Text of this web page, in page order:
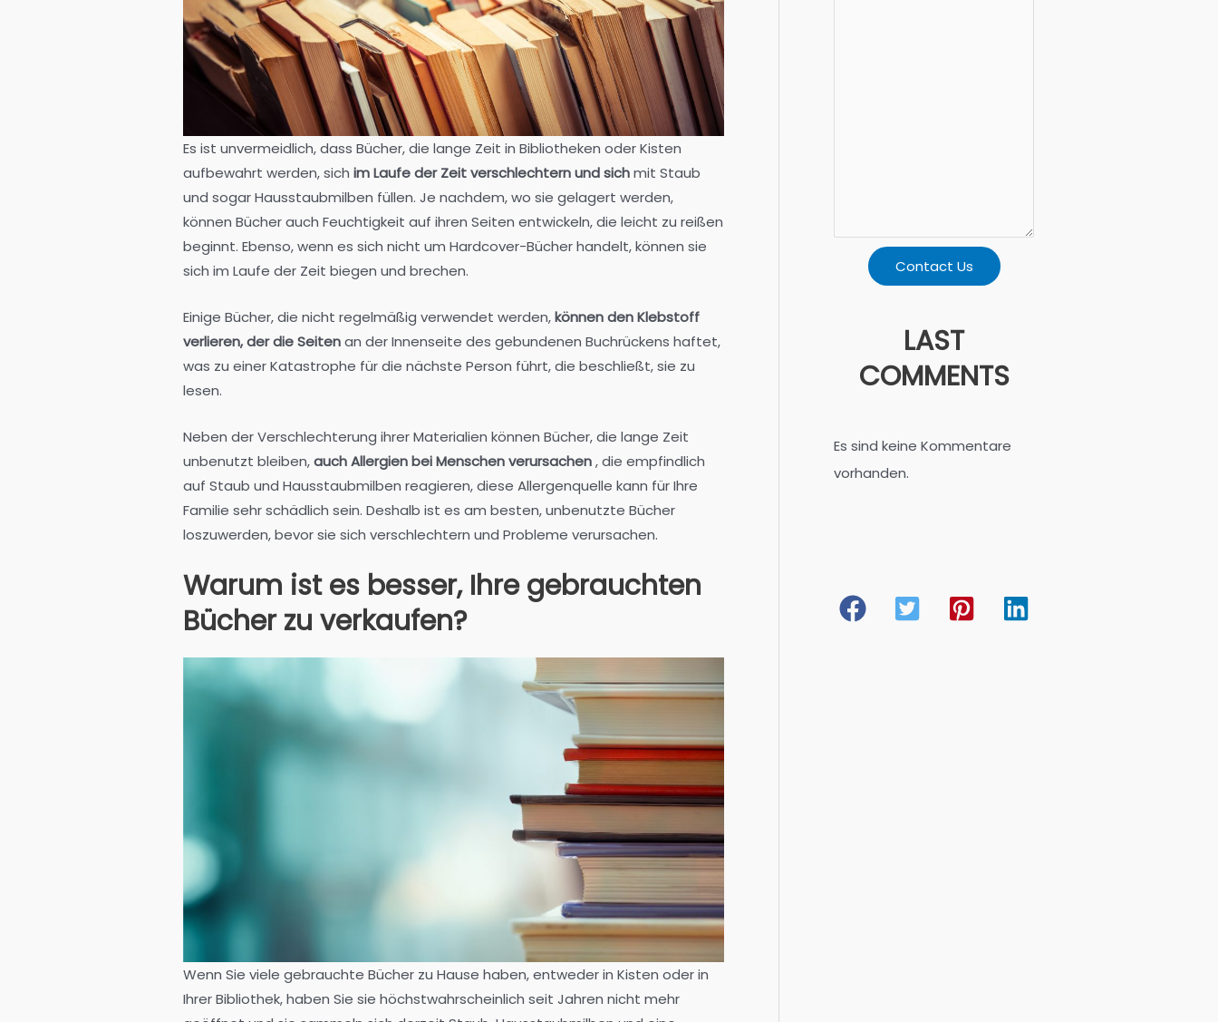
Es ist unvermeidlich, dass Bücher, die lange Zeit in Bibliotheken oder Kisten
aufbewahrt werden, sich im Laufe der Zeit verschlechtern und sichmit Staub
und sogar Hausstaubmilben füllen. Je nachdem, wo sie gelagert werden,
können Bücher auch Feuchtigkeit auf ihren Seiten entwickeln, die leicht zu reißen
beginnt. Ebenso, wenn es sich nicht um Hardcover-Bücher handelt, können sie
sich im Laufe der Zeit biegen und brechen.
Einige Bücher, die nicht regelmäßig verwendet werden,können den Klebstoff
verlieren, der die Seitenan der Innenseite des gebundenen Buchrückens haftet,
was zu einer Katastrophe für die nächste Person führt, die beschließt, sie zu
lesen.
Neben der Verschlechterung ihrer Materialien können Bücher, die lange Zeit
unbenutzt bleiben,auch Allergien bei Menschen verursachen, die empfindlich
auf Staub und Hausstaubmilben reagieren, diese Allergenquelle kann für Ihre
Familie sehr schädlich sein. Deshalb ist es am besten, unbenutzte Bücher
loszuwerden, bevor sie sich verschlechtern und Probleme verursachen.
Warum ist es besser, Ihre gebrauchten
Bücher zu verkaufen?
Wenn Sie viele gebrauchte Bücher zu Hause haben, entweder in Kisten oder in
Ihrer Bibliothek, haben Sie sie höchstwahrscheinlich seit Jahren nicht mehr
Contact Us
LAST
COMMENTS
Es sind keine Kommentare
vorhanden.